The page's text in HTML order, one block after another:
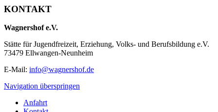
KONTAKT
Wagnershof e.V.
Stätte für Jugendfreizeit, Erziehung, Volks- und Berufsbildung e.V.
73479 Ellwangen-Neunheim
E-Mail: info@wagnershof.de
Navigation überspringen
Anfahrt